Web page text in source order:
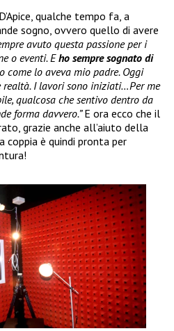
qualche tempo fa, a
sogno, ovvero quello di avere
avuto questa passione per i
o eventi. Eho sempre sognato di
come lo aveva mio padre. Oggi
realtà. I lavori sono iniziati…Per me
qualcosa che sentivo dentro da
forma davvero.”E ora ecco che il
grazie anche all’aiuto della
coppia è quindi pronta per